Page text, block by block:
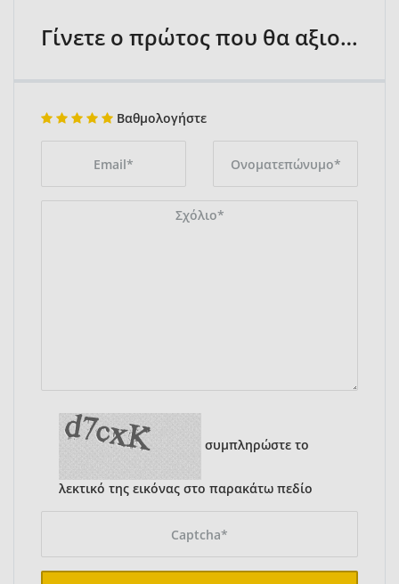
Γίνετε ο πρώτος που θα αξιολογήσει
Βαθμολογήστε
συμπληρώστε το
λεκτικό της εικόνας στο παρακάτω πεδίο